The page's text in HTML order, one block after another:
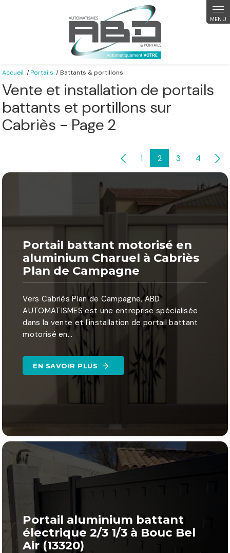
Accueil Portails Battants & portillons
Vente et installation de portails
battants et portillons sur
Cabriès - Page 2
1 2 3 4
Portail battant motorisé en
aluminium Charuel à Cabriès
Plan de Campagne
Vers Cabriès Plan de Campagne, ABD
AUTOMATISMES est une entreprise spécialisée
dans la vente et l'installation de portail battant
motorisé en...
EN SAVOIR PLUS
Portail aluminium battant
électrique 2/3 1/3 à Bouc Bel
Air (13320)